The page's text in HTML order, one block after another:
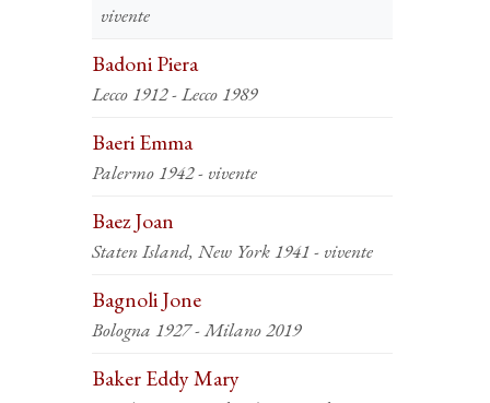
vivente
Badoni Piera
Lecco 1912 - Lecco 1989
Baeri Emma
Palermo 1942 - vivente
Baez Joan
Staten Island, New York 1941 - vivente
Bagnoli Jone
Bologna 1927 - Milano 2019
Baker Eddy Mary